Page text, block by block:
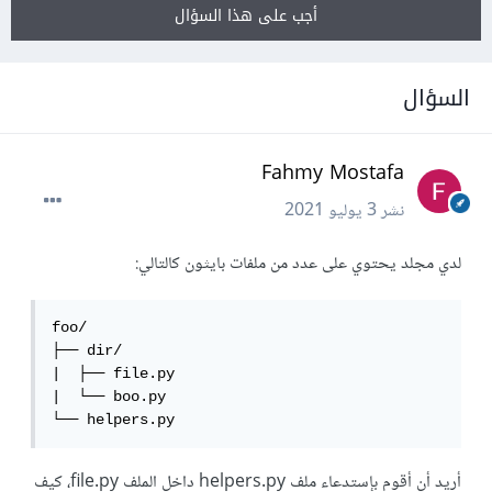
أجب على هذا السؤال
السؤال
Fahmy Mostafa
نشر3 يوليو 2021
لدي مجلد يحتوي على عدد من ملفات بايثون كالتالي:
foo/
├── dir/
|  ├── file.py
|  └── boo.py
└── helpers.py
أريد أن أقوم بإستدعاء ملف helpers.py داخل الملف file.py، كيف